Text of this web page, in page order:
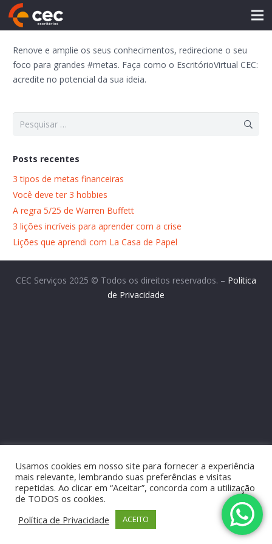
Renove e amplie os seus conhecimentos, redirecione o seu
foco para grandes #metas. Faça como o EscritórioVirtual CEC:
acredite no potencial da sua ideia.
Pesquisar
Posts recentes
3 tipos de metas financeiras
Você deve ter 3 hobbies
A regra 5/25 de Warren Buffett
3 lições incríveis para aprender com a crise
Lições que aprendi com La Casa de Papel
CEC Serviços 2025 © Todos os direitos reservados. – Política
de Privacidade
Usamos cookies em nosso site para fornecer a experiência
mais relevante, lembrando suas preferências e visitas
repetidas. Ao clicar em “Aceitar”, concorda com a utilização
de TODOS os cookies.
Política de Privacidade
ACEITO